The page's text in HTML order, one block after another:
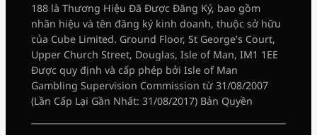
188 là Thương Hiệu Đã Được Đăng Ký, bao gồm
nhãn hiệu và tên đăng ký kinh doanh, thuộc sở hữu
của Cube Limited. Ground Floor, St George’s Court,
Upper Church Street, Douglas, Isle of Man, IM1 1EE
Được quy định và cấp phép bởi Isle of Man
Gambling Supervision Commission từ 31/08/2007
(Lần Cấp Lại Gần Nhất: 31/08/2017) Bản Quyền